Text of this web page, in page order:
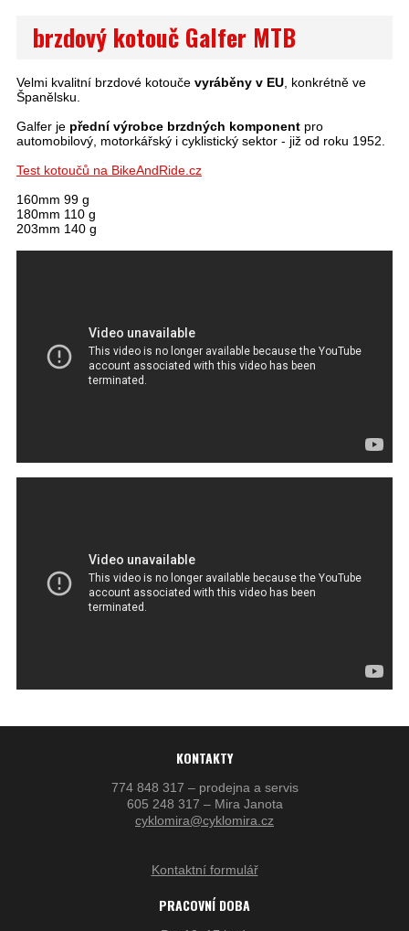
brzdový kotouč Galfer MTB
Velmi kvalitní brzdové kotouče vyráběny v EU, konkrétně ve
Španělsku.
Galfer je přední výrobce brzdných komponent pro
automobilový, motorkářský i cyklistický sektor - již od roku 1952.
Test kotoučů na BikeAndRide.cz
160mm 99 g
180mm 110 g
203mm 140 g
KONTAKTY
774 848 317 – prodejna a servis
605 248 317 – Mira Janota
cyklomira@cyklomira.cz
Kontaktní formulář
PRACOVNÍ DOBA